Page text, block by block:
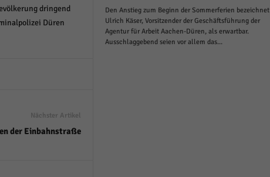
dringend
Düren
Nächster Artikel
der Einbahnstraße
Den Anstieg zum Beginn der Sommerferien bezeichnet
Ulrich Käser, Vorsitzender der Geschäftsführung der
Agentur für Arbeit Aachen-Düren, als erwartbar.
Ausschlaggebend seien vor allem das...
Marketing
verwendet, um personalisierte
über Websites hinweg verfolgen.
anzeigen